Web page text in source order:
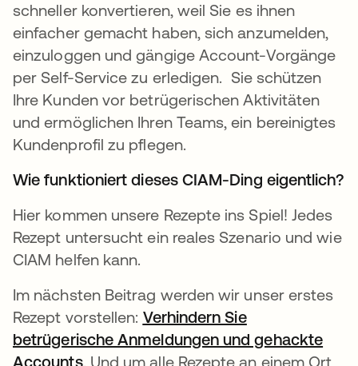
schneller konvertieren, weil Sie es ihnen
einfacher gemacht haben, sich anzumelden,
einzuloggen und gängige Account-Vorgänge
per Self-Service zu erledigen. Sie schützen
Ihre Kunden vor betrügerischen Aktivitäten
und ermöglichen Ihren Teams, ein bereinigtes
Kundenprofil zu pflegen.
Wie funktioniert dieses CIAM-Ding eigentlich?
Hier kommen unsere Rezepte ins Spiel! Jedes
Rezept untersucht ein reales Szenario und wie
CIAM helfen kann.
Im nächsten Beitrag werden wir unser erstes
Rezept vorstellen: Verhindern Sie
betrügerische Anmeldungen und gehackte
Accountswird in einer neuen Registerkarte
. Und um alle Rezepte an einem Ort